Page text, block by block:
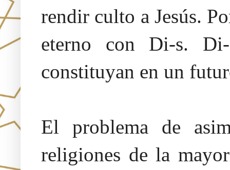
rendir culto a Jesús.
eterno con Di-s.
constituyan en un
El problema de
religiones de la